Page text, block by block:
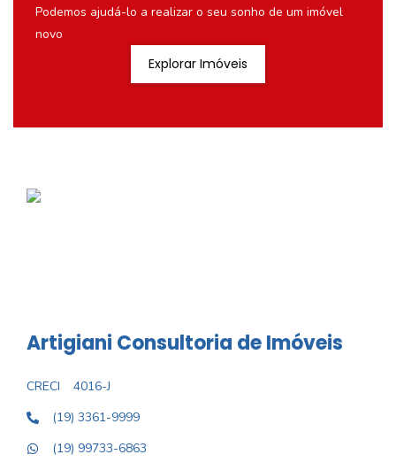
Podemos ajudá-lo a realizar o seu sonho de um imóvel
novo
Explorar Imóveis
Artigiani Consultoria de Imóveis
CRECI
4016-J
(19) 3361-9999
(19) 99733-6863